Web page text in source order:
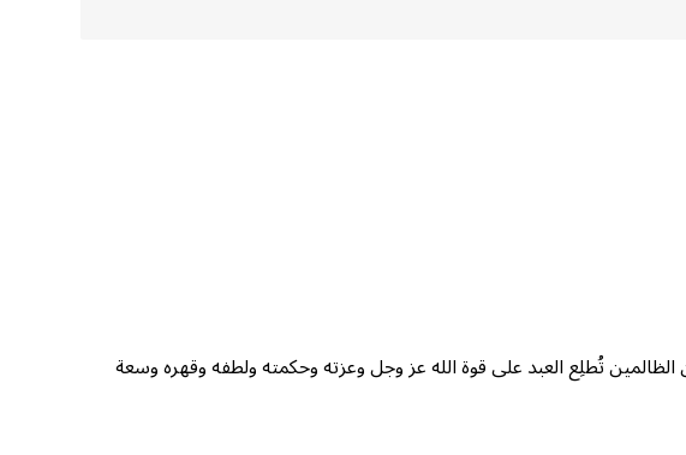
الظالمين تُطلِع العبد على قوة الله عز وجل وعزته وحكمته ولطفه وقهره وسعة